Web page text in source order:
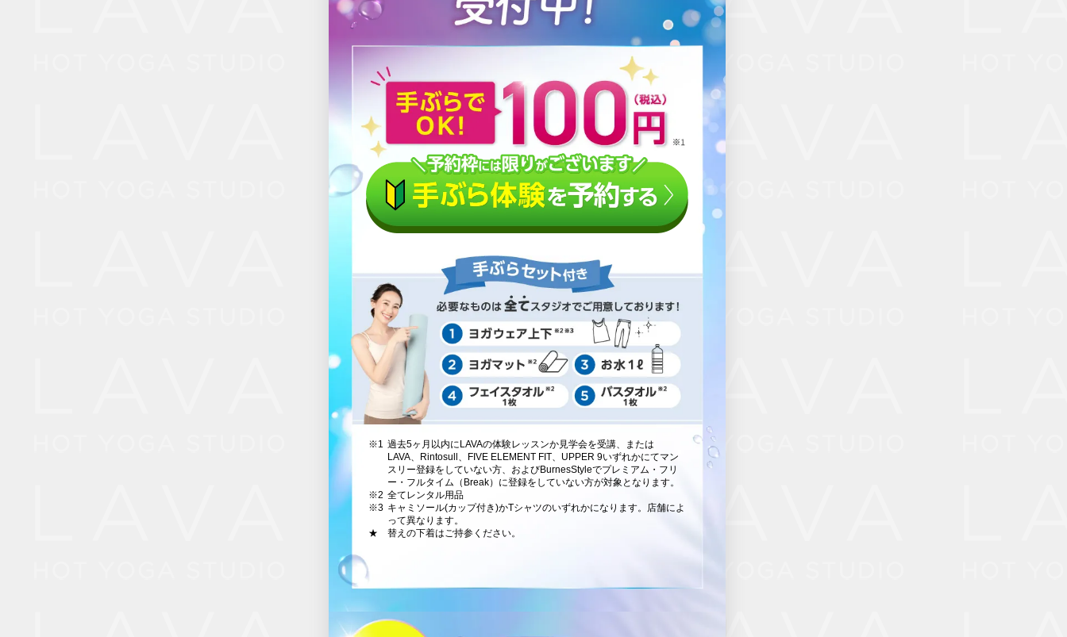
※1 過去5ヶ月以内にLAVAの体験レッスンか見学会を受講、または
LAVA、Rintosull、FIVE ELEMENT FIT、UPPER 9いずれかにてマン
スリー登録をしていない方、およびBurnesStyleでプレミアム・フリ
ー・フルタイム（Break）に登録をしていない方が対象となります。
※2 全てレンタル用品
※3 キャミソール(カップ付き)かTシャツのいずれかになります。店舗によ
って異なります。
★
替えの下着はご持参ください。